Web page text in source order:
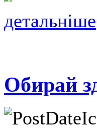
детальніше
Обирай